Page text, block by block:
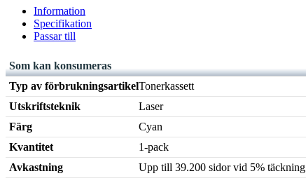
Information
Specifikation
Passar till
Som kan konsumeras
Typ av förbrukningsartikelTonerkassett
Utskriftsteknik
Laser
Färg
Cyan
Kvantitet
1-pack
Avkastning
Upp till 39.200 sidor vid 5% täckning